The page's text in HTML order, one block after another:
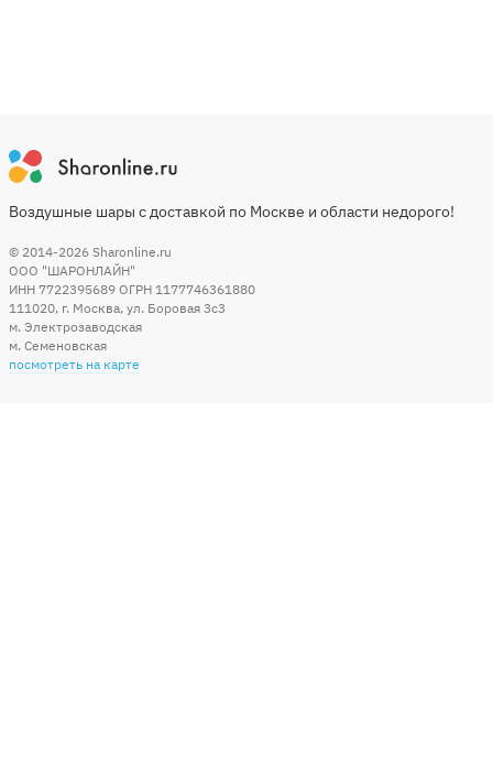
Воздушные шары с доставкой по Москве и области недорого!
© 2014-2026 Sharonline.ru
ООО "ШАРОНЛАЙН"
ИНН 7722395689 ОГРН 1177746361880
111020, г. Москва, ул. Боровая 3c3
м. Электрозаводская
м. Семеновская
посмотреть на карте